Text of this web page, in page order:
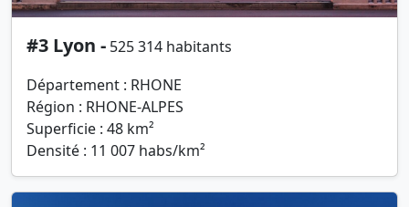
#3 Lyon - 525 314 habitants
Département : RHONE
Région : RHONE-ALPES
Superficie : 48 km²
Densité : 11 007 habs/km²